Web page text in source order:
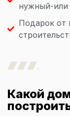
нужный-или
Подарок от
Какой